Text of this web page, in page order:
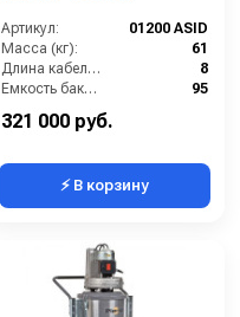
Артикул:
01200 ASID
Масса (кг):
61
Длина кабеля (м):
8
Емкость бака для мусора (л):
95
321 000 руб.
⚡ В корзину